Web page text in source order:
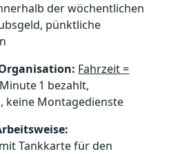
der wöchentlichen
pünktliche
Fahrzeit =
1 bezahlt,
keine Montagedienste
Tankkarte für den